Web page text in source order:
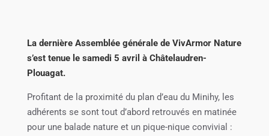
La dernière Assemblée générale de VivArmor Nature
s’est tenue le samedi 5 avril à Châtelaudren-
Plouagat.
Profitant de la proximité du plan d’eau du Minihy, les
adhérents se sont tout d’abord retrouvés en matinée
pour une balade nature et un pique-nique convivial :